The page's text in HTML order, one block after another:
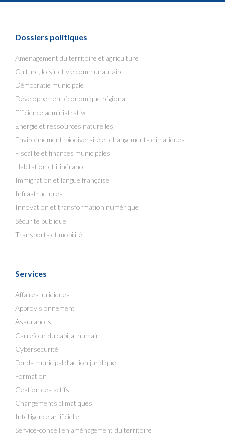
Dossiers politiques
Aménagement du territoire et agriculture
Culture, loisir et vie communautaire
Démocratie municipale
Développement économique régional
Efficience administrative
Énergie et ressources naturelles
Environnement, biodiversité et changements climatiques
Fiscalité et finances municipales
Habitation et itinérance
Immigration et langue française
Infrastructures
Innovation et transformation numérique
Sécurité publique
Transports et mobilité
Services
Affaires juridiques
Approvisionnement
Assurances
Carrefour du capital humain
Cybersécurité
Fonds municipal d’action juridique
Formation
Gestion des actifs
Changements climatiques
Intelligence artificielle
Service-conseil en aménagement du territoire